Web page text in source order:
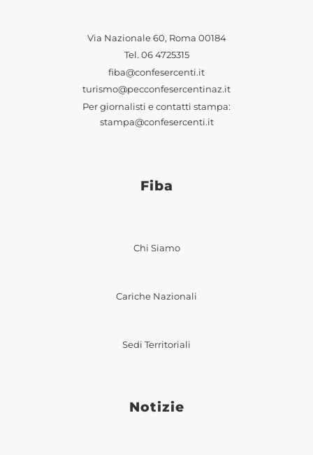
Via Nazionale 60, Roma 00184
Tel. 06 4725315
fiba@confesercenti.it
turismo@pecconfesercentinaz.it
Per giornalisti e contatti stampa:
stampa@confesercenti.it
Fiba
Chi Siamo
Cariche Nazionali
Sedi Territoriali
Notizie